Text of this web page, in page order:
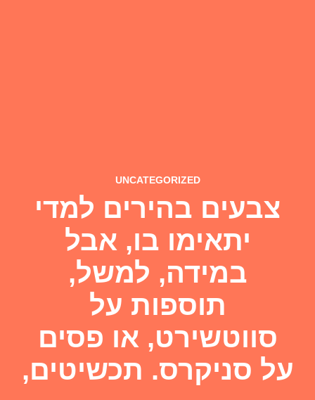
UNCATEGORIZED
צבעים בהירים למדי
יתאימו בו, אבל
במידה, למשל,
תוספות על
סווטשירט, או פסים
על סניקרס. תכשיטים,